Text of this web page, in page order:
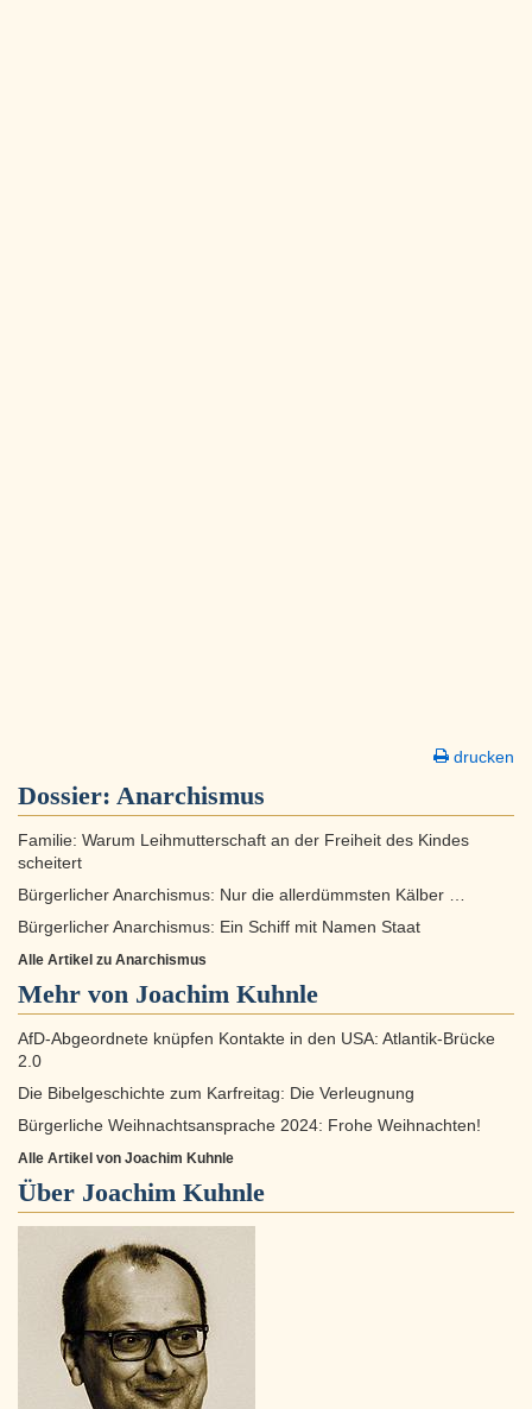
drucken
Dossier: Anarchismus
Familie: Warum Leihmutterschaft an der Freiheit des Kindes
scheitert
Bürgerlicher Anarchismus: Nur die allerdümmsten Kälber …
Bürgerlicher Anarchismus: Ein Schiff mit Namen Staat
Alle Artikel zu Anarchismus
Mehr von Joachim Kuhnle
AfD-Abgeordnete knüpfen Kontakte in den USA: Atlantik-Brücke
2.0
Die Bibelgeschichte zum Karfreitag: Die Verleugnung
Bürgerliche Weihnachtsansprache 2024: Frohe Weihnachten!
Alle Artikel von Joachim Kuhnle
Über Joachim Kuhnle